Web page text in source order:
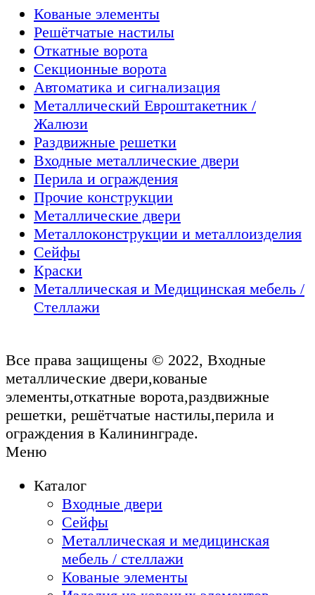
Кованые элементы
Решётчатые настилы
Откатные ворота
Секционные ворота
Автоматика и сигнализация
Металлический Евроштакетник /
Жалюзи
Раздвижные решетки
Входные металлические двери
Перила и ограждения
Прочие конструкции
Металлические двери
Металлоконструкции и металлоизделия
Сейфы
Краски
Металлическая и Медицинская мебель /
Стеллажи
Все права защищены © 2022, Входные
металлические двери,кованые
элементы,откатные ворота,раздвижные
решетки, решётчатые настилы,перила и
ограждения в Калининграде.
Меню
Каталог
Входные двери
Сейфы
Металлическая и медицинская
мебель / стеллажи
Кованые элементы